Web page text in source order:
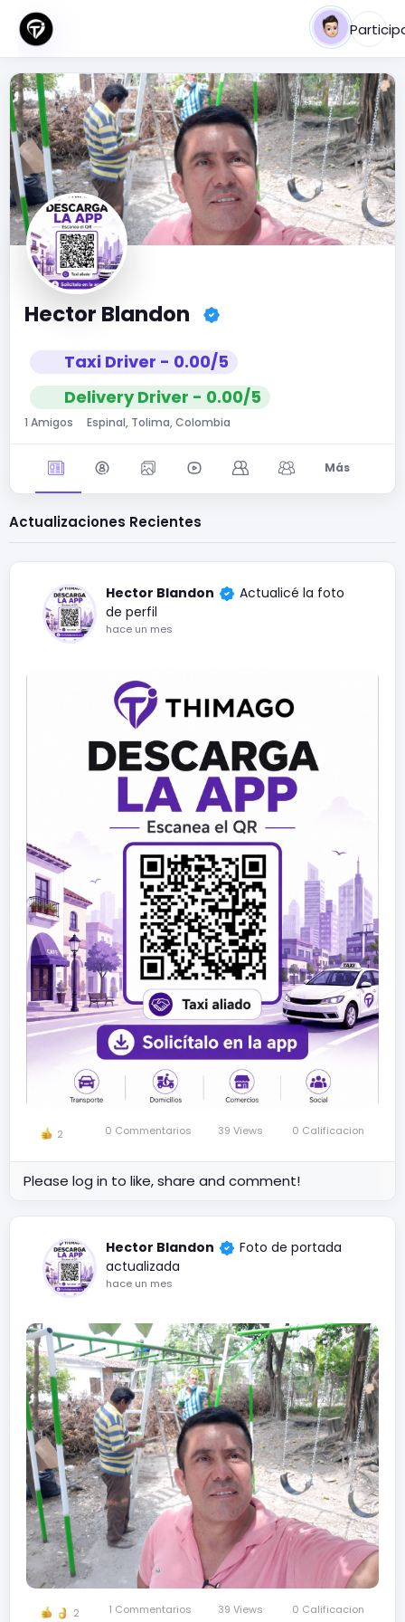
Hector Blandon
Taxi Driver - 0.00/5
Delivery Driver - 0.00/5
1 Amigos Espinal, Tolima, Colombia
Más
Actualizaciones Recientes
Hector Blandon
Actualicé la foto
de perfil
hace un mes
2 0 Commentarios 39 Views 0 Calificacion
Please log in to like, share and comment!
Hector Blandon
Foto de portada
actualizada
hace un mes
2 1 Commentarios 39 Views 0 Calificacion